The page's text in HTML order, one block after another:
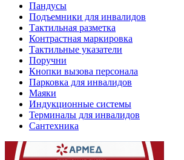
Пандусы
Подъемники для инвалидов
Тактильная разметка
Контрастная маркировка
Тактильные указатели
Поручни
Кнопки вызова персонала
Парковка для инвалидов
Маяки
Индукционные системы
Терминалы для инвалидов
Сантехника